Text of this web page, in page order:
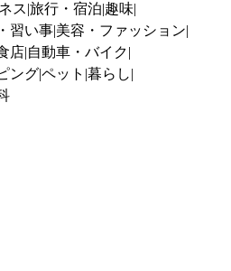
ス 旅行・宿泊 趣味
習い事 美容・ファッション
店 自動車・バイク
ングペット 暮らし